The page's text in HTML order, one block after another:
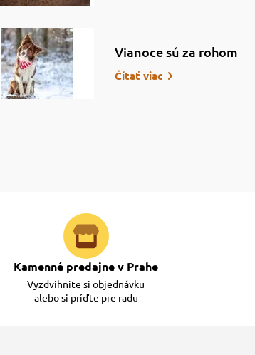
Vianoce sú za rohom
Čítať viac
Kamenné predajne v Prahe
Vyzdvihnite si objednávku
alebo si príďte pre radu